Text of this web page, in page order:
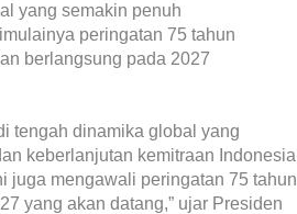
yang semakin penuh
peringatan 75 tahun
berlangsung pada 2027
tengah dinamika global yang
keberlanjutan kemitraan Indonesia
juga mengawali peringatan 75 tahun
yang akan datang,” ujar Presiden